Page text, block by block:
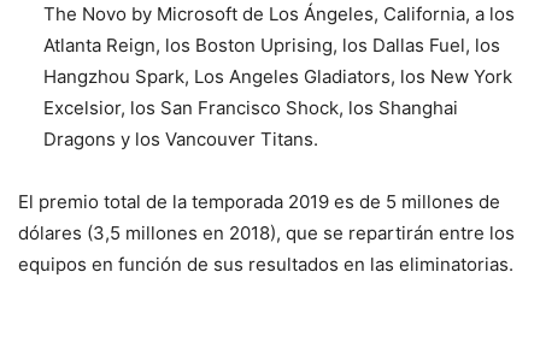
The Novo by Microsoft de Los Ángeles, California, a los
Atlanta Reign, los Boston Uprising, los Dallas Fuel, los
Hangzhou Spark, Los Angeles Gladiators, los New York
Excelsior, los San Francisco Shock, los Shanghai
Dragons y los Vancouver Titans.
El premio total de la temporada 2019 es de 5 millones de
dólares (3,5 millones en 2018), que se repartirán entre los
equipos en función de sus resultados en las eliminatorias.